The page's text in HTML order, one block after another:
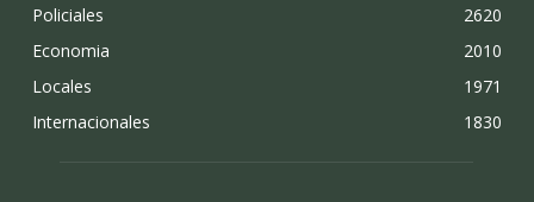
Policiales
2620
Economia
2010
Locales
1971
Internacionales
1830